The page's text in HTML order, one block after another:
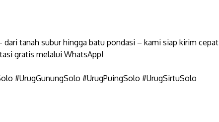
tanah subur hingga batu pondasi – kami siap kirim cepat
gratis melalui WhatsApp!
#UrugGunungSolo #UrugPuingSolo #UrugSirtuSolo